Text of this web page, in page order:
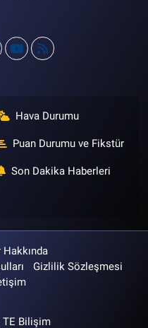
Hava Durumu
Puan Durumu ve Fikstür
Son Dakika Haberleri
Hakkında
Gizlilik Sözleşmesi
TE Bilişim